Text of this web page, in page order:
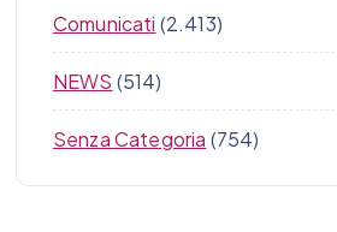
Comunicati (2.413)
NEWS (514)
Senza Categoria (754)